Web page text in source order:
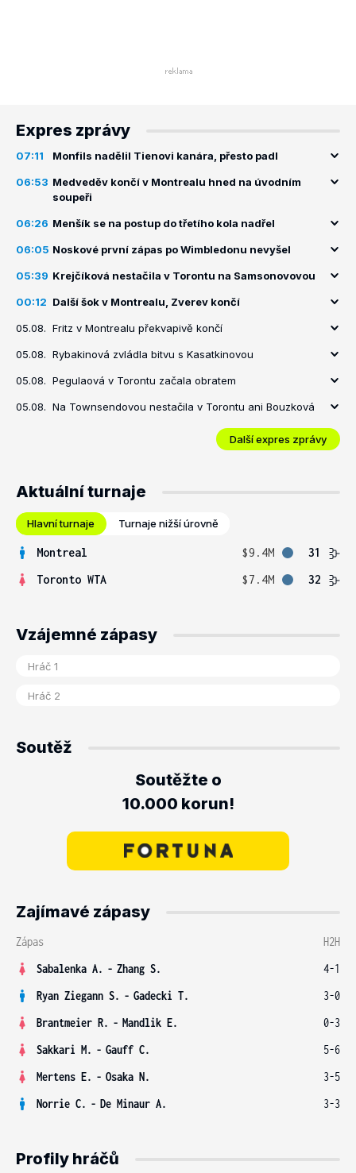
Expres zprávy
07:11 Monfils nadělil Tienovi kanára, přesto padl
06:53 Medveděv končí v Montrealu hned na úvodním
soupeři
06:26 Menšík se na postup do třetího kola nadřel
06:05 Noskové první zápas po Wimbledonu nevyšel
05:39 Krejčíková nestačila v Torontu na Samsonovovou
00:12 Další šok v Montrealu, Zverev končí
05.08. Fritz v Montrealu překvapivě končí
05.08. Rybakinová zvládla bitvu s Kasatkinovou
05.08. Pegulaová v Torontu začala obratem
05.08. Na Townsendovou nestačila v Torontu ani Bouzková
Další expres zprávy
Aktuální turnaje
Hlavní turnaje Turnaje nižší úrovně
Montreal $9.4M
31
Toronto WTA
$7.4M 32
Vzájemné zápasy
Soutěž
Soutěžte o
10.000 korun!
Zajímavé zápasy
Zápas
H2H
Sabalenka A. - Zhang S.
4-1
Ryan Ziegann S. - Gadecki T.
3-0
Brantmeier R. - Mandlik E.
0-3
Sakkari M. - Gauff C.
5-6
Mertens E. - Osaka N.
3-5
Norrie C. - De Minaur A. 3-3
Profily hráčů